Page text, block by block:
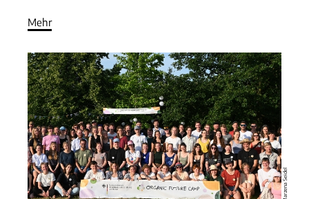
Mehr